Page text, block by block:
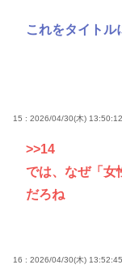
これをタイトル
15 : 2026/04/30(木)
>>14
では、なぜ「女
だろね
16 : 2026/04/30(木)